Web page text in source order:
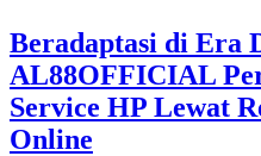
Beradaptasi di Era
AL88OFFICIAL
Service HP Lewat
Online